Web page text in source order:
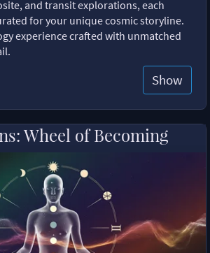
and transit explorations, each
for your unique cosmic storyline.
experience crafted with unmatched
Show
Wheel of Becoming